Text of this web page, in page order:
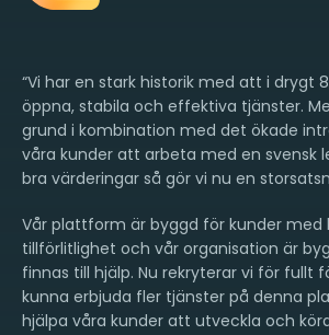
“Vi har en stark historik med att i drygt
öppna, stabila och effektiva tjänster.
grund i kombination med det ökade
våra kunder att arbeta med en svensk
bra värderingar så gör vi nu en
Vår plattform är byggd för kunder med
tillförlitlighet och vår organisation är
finnas till hjälp. Nu rekryterar vi för fullt
kunna erbjuda fler tjänster på denna
hjälpa våra kunder att utveckla och